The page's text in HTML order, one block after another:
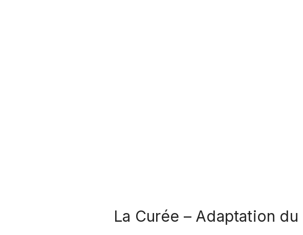
La Curée – Adaptation du